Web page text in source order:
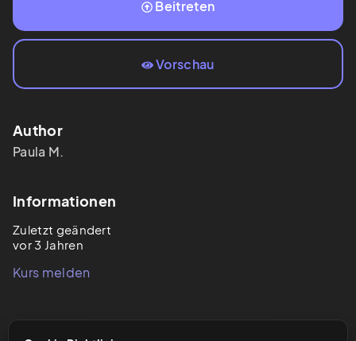
Beitreten
Vorschau
Author
Paula M.
Informationen
Zuletzt geändert
vor 3 Jahren
Kurs melden